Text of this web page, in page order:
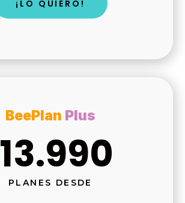
¡LO QUIERO!
BeePlan Plus
13.990
PLANES DESDE